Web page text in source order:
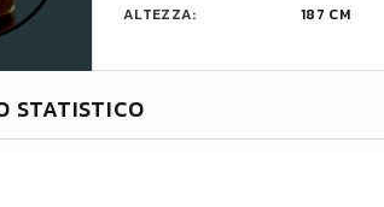
ALTEZZA:
187 CM
STATISTICO